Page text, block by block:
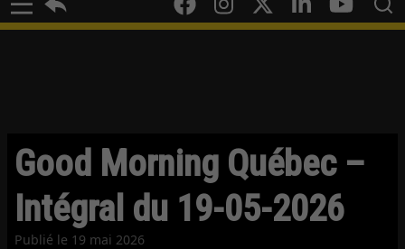
Good Morning Québec –
Intégral du 19-05-2026
Publié le 19 mai 2026